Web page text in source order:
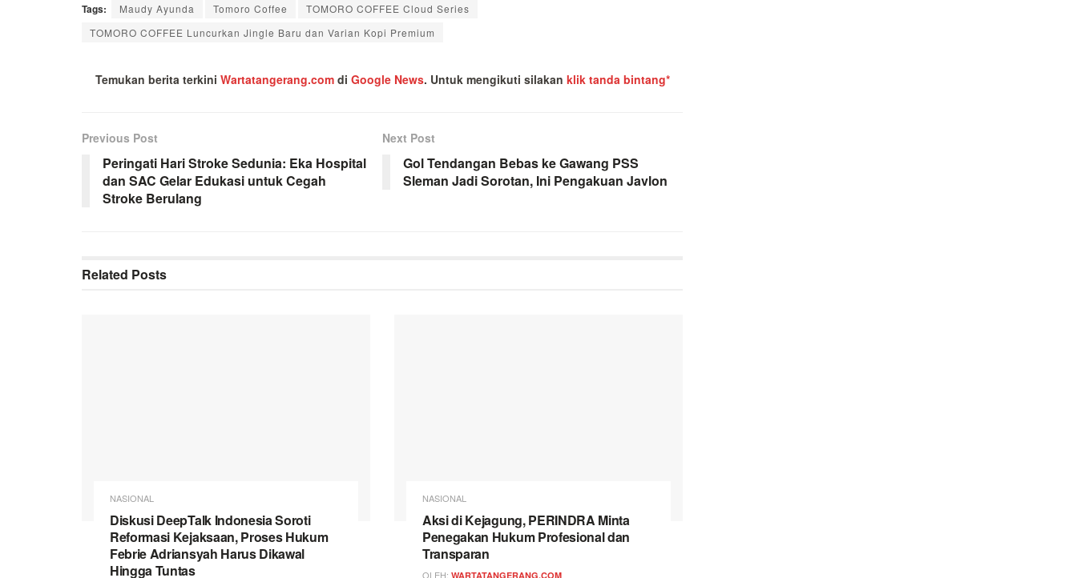
Tags: Maudy Ayunda Tomoro Coffee
TOMORO COFFEE Cloud Series
TOMORO COFFEE Luncurkan Jingle Baru dan Varian Kopi Premium
Temukan berita terkini Wartatangerang.comdi Google News. Untuk mengikuti silakan klik tanda bintang*
Previous Post
Peringati Hari Stroke Sedunia: Eka Hospital
dan SAC Gelar Edukasi untuk Cegah
Stroke Berulang
Next Post
Gol Tendangan Bebas ke Gawang PSS
Sleman Jadi Sorotan, Ini Pengakuan Javlon
Related Posts
NASIONAL
Diskusi DeepTalk Indonesia Soroti
Reformasi Kejaksaan, Proses Hukum
Febrie Adriansyah Harus Dikawal
Hingga Tuntas
NASIONAL
Aksi di Kejagung, PERINDRA Minta
Penegakan Hukum Profesional dan
Transparan
OLEH: WARTATANGERANG.COM